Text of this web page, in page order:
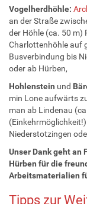
Vogelherdhöhle:
an der Straße
der Höhle (ca. 50 m)
Charlottenhöhle auf
Busverbindung bis
oder ab Hürben,
Hohlenstein und
min Lone aufwärts
man ab Lindenau
Niederstotzingen
Unser Dank geht an
Hürben für die
Arbeitsmaterialien
Tipps zur